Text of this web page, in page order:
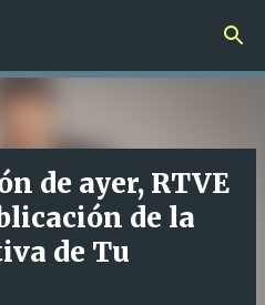
principal
de ayer, RTVE
de la
de Tu